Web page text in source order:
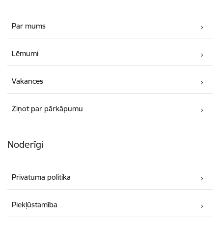
Par mums
Lēmumi
Vakances
Ziņot par pārkāpumu
Noderīgi
Privātuma politika
Piekļūstamība